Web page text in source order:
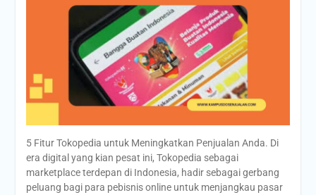
5 Fitur Tokopedia untuk Meningkatkan Penjualan Anda. Di
era digital yang kian pesat ini, Tokopedia sebagai
marketplace terdepan di Indonesia, hadir sebagai gerbang
peluang bagi para pebisnis online untuk menjangkau pasar